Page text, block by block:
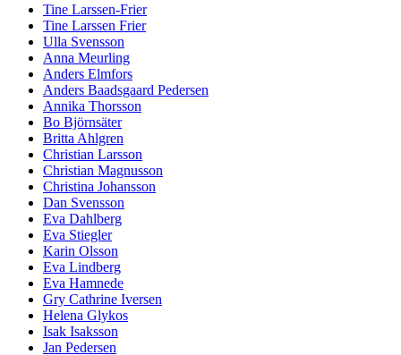
Tine Larssen-Frier
Tine Larssen Frier
Ulla Svensson
Anna Meurling
Anders Elmfors
Anders Baadsgaard Pedersen
Annika Thorsson
Bo Björnsäter
Britta Ahlgren
Christian Larsson
Christian Magnusson
Christina Johansson
Dan Svensson
Eva Dahlberg
Eva Stiegler
Karin Olsson
Eva Lindberg
Eva Hamnede
Gry Cathrine Iversen
Helena Glykos
Isak Isaksson
Jan Pedersen